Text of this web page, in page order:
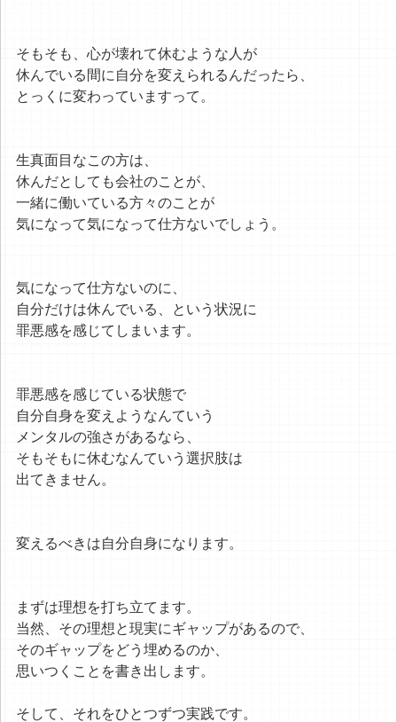
そもそも、心が壊れて休むような人が
休んでいる間に自分を変えられるんだったら、
とっくに変わっていますって。
生真面目なこの方は、
休んだとしても会社のことが、
一緒に働いている方々のことが
気になって気になって仕方ないでしょう。
気になって仕方ないのに、
自分だけは休んでいる、という状況に
罪悪感を感じてしまいます。
罪悪感を感じている状態で
自分自身を変えようなんていう
メンタルの強さがあるなら、
そもそもに休むなんていう選択肢は
出てきません。
変えるべきは自分自身になります。
まずは理想を打ち立てます。
当然、その理想と現実にギャップがあるので、
そのギャップをどう埋めるのか、
思いつくことを書き出します。
そして、それをひとつずつ実践です。